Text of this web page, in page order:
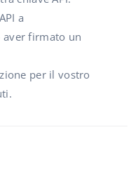
a
aver firmato un
per il vostro